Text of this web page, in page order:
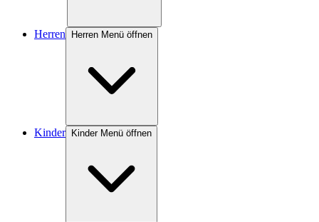
Herren Herren Menü öffnen
Kinder Kinder Menü öffnen